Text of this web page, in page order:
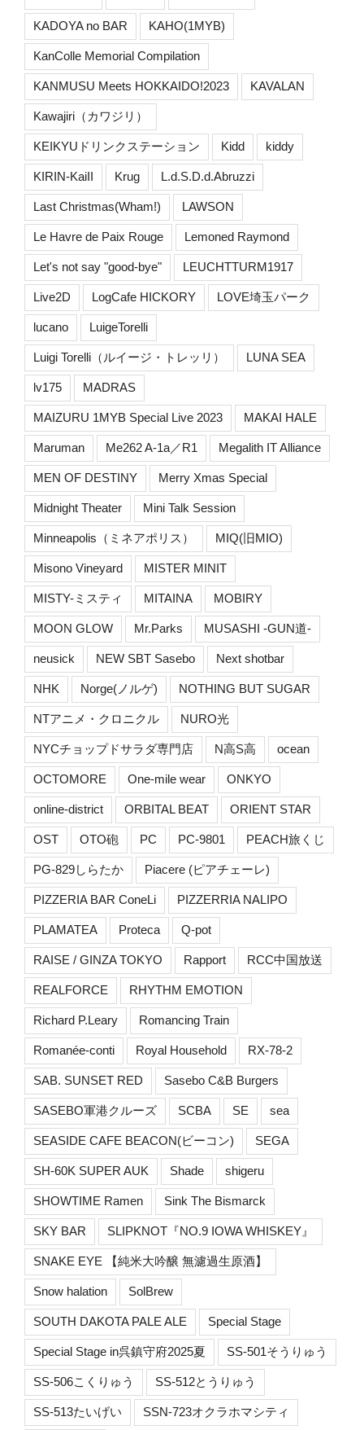
KADOYA no BAR KAHO(1MYB)
KanColle Memorial Compilation
KANMUSU Meets HOKKAIDO!2023 KAVALAN
Kawajiri（カワジリ）
KEIKYUドリンクステーション Kidd kiddy
KIRIN-KaiII Krug L.d.S.D.d.Abruzzi
Last Christmas(Wham!) LAWSON
Le Havre de Paix Rouge Lemoned Raymond
Let's not say "good-bye" LEUCHTTURM1917
Live2D LogCafe HICKORY LOVE埼玉パーク
lucano LuigeTorelli
Luigi Torelli（ルイージ・トレッリ） LUNA SEA
lv175 MADRAS
MAIZURU 1MYB Special Live 2023 MAKAI HALE
Maruman Me262 A-1a／R1 Megalith IT Alliance
MEN OF DESTINY Merry Xmas Special
Midnight Theater Mini Talk Session
Minneapolis（ミネアポリス） MIQ(旧MIO)
Misono Vineyard MISTER MINIT
MISTY-ミスティ MITAINA MOBIRY
MOON GLOW Mr.Parks MUSASHI -GUN道-
neusick NEW SBT Sasebo Next shotbar
NHK Norge(ノルゲ) NOTHING BUT SUGAR
NTアニメ・クロニクル NURO光
NYCチョップドサラダ専門店 N高S高 ocean
OCTOMORE One-mile wear ONKYO
online-district ORBITAL BEAT ORIENT STAR
OST OTO砲 PC PC-9801 PEACH旅くじ
PG-829しらたか Piacere (ピアチェーレ)
PIZZERIA BAR ConeLi PIZZERRIA NALIPO
PLAMATEA Proteca Q-pot
RAISE / GINZA TOKYO Rapport RCC中国放送
REALFORCE RHYTHM EMOTION
Richard P.Leary Romancing Train
Romanée-conti Royal Household RX-78-2
SAB. SUNSET RED Sasebo C&B Burgers
SASEBO軍港クルーズ SCBA SE sea
SEASIDE CAFE BEACON(ビーコン) SEGA
SH-60K SUPER AUK Shade shigeru
SHOWTIME Ramen Sink The Bismarck
SKY BAR SLIPKNOT『NO.9 IOWA WHISKEY』
SNAKE EYE 【純米大吟醸 無濾過生原酒】
Snow halation SolBrew
SOUTH DAKOTA PALE ALE Special Stage
Special Stage in呉鎮守府2025夏 SS-501そうりゅう
SS-506こくりゅう SS-512とうりゅう
SS-513たいげい SSN-723オクラホマシティ